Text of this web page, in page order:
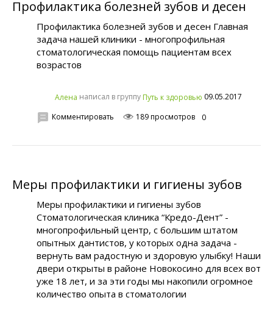
Профилактика болезней зубов и десен
Профилактика болезней зубов и десен Главная
задача нашей клиники - многопрофильная
стоматологическая помощь пациентам всех
возрастов
Алена написал в группу Путь к здоровью 09.05.2017
Комментировать
189 просмотров 0
Меры профилактики и гигиены зубов
Меры профилактики и гигиены зубов
Стоматологическая клиника “Кредо-Дент” -
многопрофильный центр, с большим штатом
опытных дантистов, у которых одна задача -
вернуть вам радостную и здоровую улыбку! Наши
двери открыты в районе Новокосино для всех вот
уже 18 лет, и за эти годы мы накопили огромное
количество опыта в стоматологии